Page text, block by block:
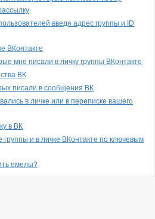
введя адрес группы и ID
ВКонтакте
мне писали в личку группы ВКонтакте
ВК
писали в сообщения ВК
в личке или в переписке вашего
в ВК
группы и в личке ВКонтакте по ключевым
емелы?